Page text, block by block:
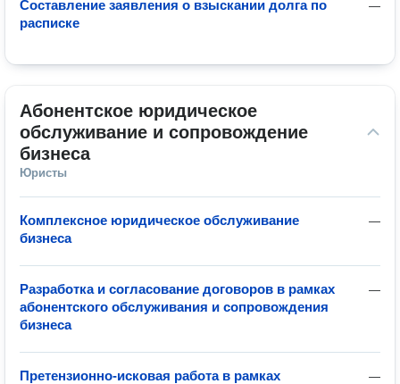
—
Составление заявления о взыскании долга по
расписке
Абонентское юридическое
обслуживание и сопровождение
бизнеса
Юристы
—
Комплексное юридическое обслуживание
бизнеса
—
Разработка и согласование договоров в рамках
абонентского обслуживания и сопровождения
бизнеса
—
Претензионно-исковая работа в рамках